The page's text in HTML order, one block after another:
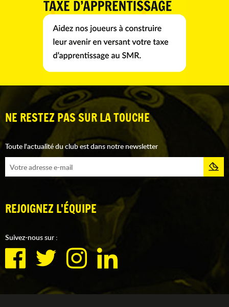
NE RESTEZ PAS SUR LA TOUCHE
Toute l'actualité du club est dans notre newsletter
REJOIGNEZ L'ÉQUIPE
Suivez-nous sur :